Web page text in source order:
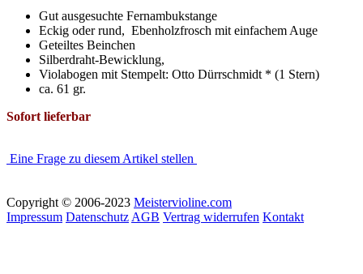
Gut ausgesuchte Fernambukstange
Eckig oder rund, Ebenholzfrosch mit einfachem Auge
Geteiltes Beinchen
Silberdraht-Bewicklung,
Violabogen mit Stempelt: Otto Dürrschmidt * (1 Stern)
ca. 61 gr.
Sofort lieferbar
Eine Frage zu diesem Artikel stellen
Copyright © 2006-2023 Meistervioline.com
Impressum Datenschutz AGB Vertrag widerrufen Kontakt